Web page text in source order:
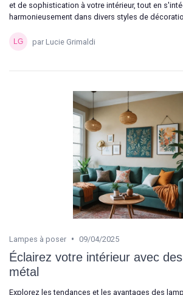
et de sophistication à votre intérieur, tout en
harmonieusement dans divers styles de
par Lucie Grimaldi
Lampes à poser • 09/04/2025
Éclairez votre intérieur avec
métal
Explorez les tendances et les avantages des